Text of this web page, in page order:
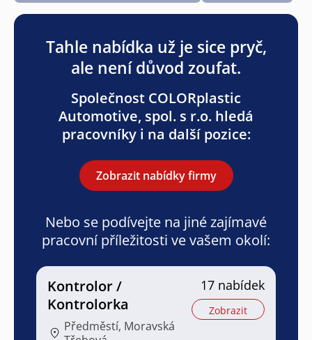
Tahle nabídka už je sice pryč,
ale není důvod zoufat.
Společnost COLORplastic
Automotive, spol. s r.o. hledá
pracovníky i na další pozice:
Zobrazit nabídky firmy
Nebo se podívejte na jiné zajímavé
pracovní příležitosti ve vašem okolí:
Kontrolor /
Kontrolorka
Předměstí, Moravská
17 nabídek
Zobrazit